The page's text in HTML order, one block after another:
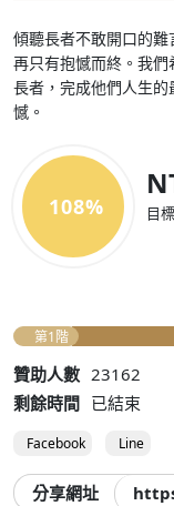
傾聽長者不敢開口的
再只有抱憾而終。我
長者，完成他們人生
憾。
108% 目
第1階
贊助人數 23162
剩餘時間 已結束
Facebook Line
分享網址